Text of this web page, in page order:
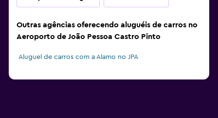
Outras agências oferecendo aluguéis de carros no
Aeroporto de João Pessoa Castro Pinto
Aluguel de carros com a Alamo no JPA